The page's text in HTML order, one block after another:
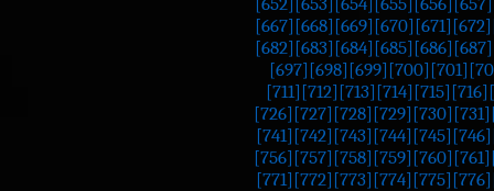
[667] [668] [669] [670] [671] [672]
[682] [683] [684] [685] [686] [687]
[697] [698] [699] [700] [701]
[711] [712] [713] [714] [715] [716]
[726] [727] [728] [729] [730] [731]
[741] [742] [743] [744] [745] [746]
[756] [757] [758] [759] [760] [761]
[771] [772] [773] [774] [775] [776]